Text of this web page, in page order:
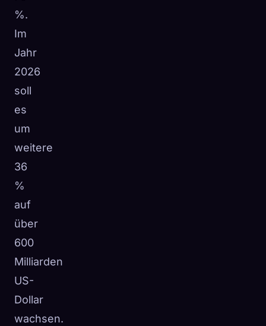
%.
Im
Jahr
2026
soll
es
um
weitere
36
%
auf
über
600
Milliarden
US-
Dollar
wachsen.